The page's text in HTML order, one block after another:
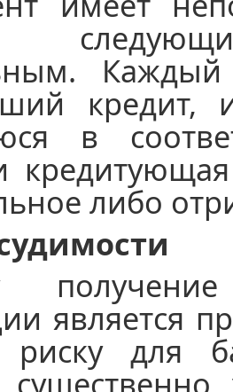
кредит,
в
либо
является
риску для